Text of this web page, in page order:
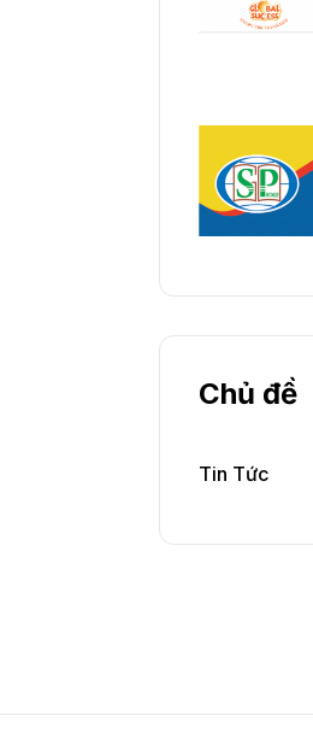
Chủ đề
Tin Tức